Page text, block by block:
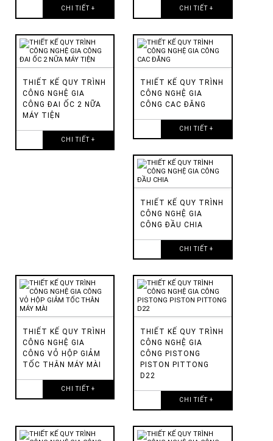
CHI TIẾT + CHI TIẾT +
THIẾT KẾ QUY TRÌNH
CÔNG NGHỆ GIA
CÔNG ĐAI ỐC 2 NỮA
MÁY TIỆN
CHI TIẾT +
THIẾT KẾ QUY TRÌNH
CÔNG NGHỆ GIA
CÔNG CAC ĐĂNG
CHI TIẾT +
THIẾT KẾ QUY TRÌNH
CÔNG NGHỆ GIA
CÔNG ĐẦU CHIA
CHI TIẾT +
THIẾT KẾ QUY TRÌNH
CÔNG NGHỆ GIA
CÔNG VỎ HỘP GIẢM
TỐC THÂN MÁY MÀI
CHI TIẾT +
THIẾT KẾ QUY TRÌNH
CÔNG NGHỆ GIA
CÔNG PISTONG
PISTON PITTONG
D22
CHI TIẾT +